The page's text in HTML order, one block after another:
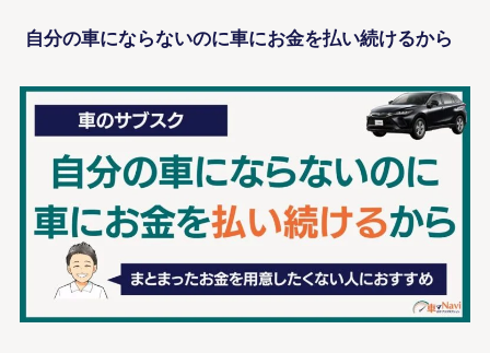
自分の車にならないのに車にお金を払い続けるから